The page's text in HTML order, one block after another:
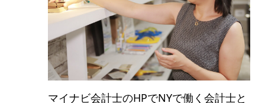
マイナビ会計士のHPでNYで働く会計士と